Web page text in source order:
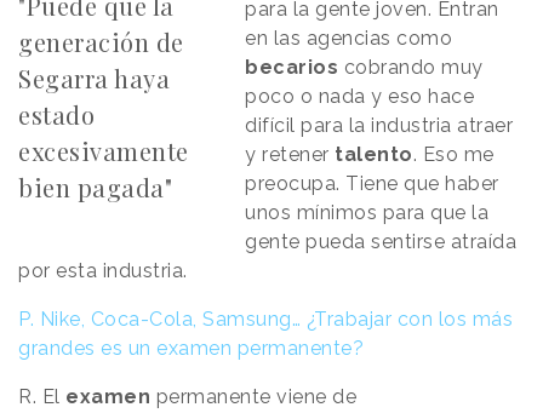
generación de
Segarra haya
estado
excesivamente
bien pagada"
para la gente joven. Entran
en las agencias como
becarios cobrando muy
poco o nada y eso hace
difícil para la industria atraer
y retener talento. Eso me
preocupa. Tiene que haber
unos mínimos para que la
gente pueda sentirse atraída
por esta industria.
P. Nike, Coca-Cola, Samsung… ¿Trabajar con los más
grandes es un examen permanente?
R. El examen permanente viene de